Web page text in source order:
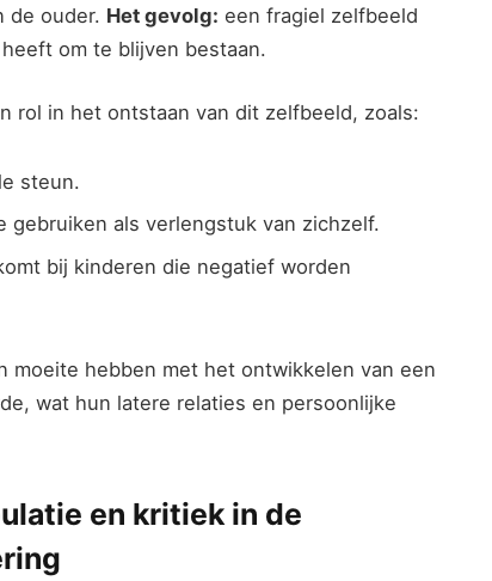
de ouder. Het gevolg: een fragiel zelfbeeld
om te blijven bestaan.
rol in het ontstaan van dit zelfbeeld, zoals:
steun.
als verlengstuk van zichzelf.
bij kinderen die negatief worden
moeite hebben met het ontwikkelen van een
wat hun latere relaties en persoonlijke
en kritiek in de